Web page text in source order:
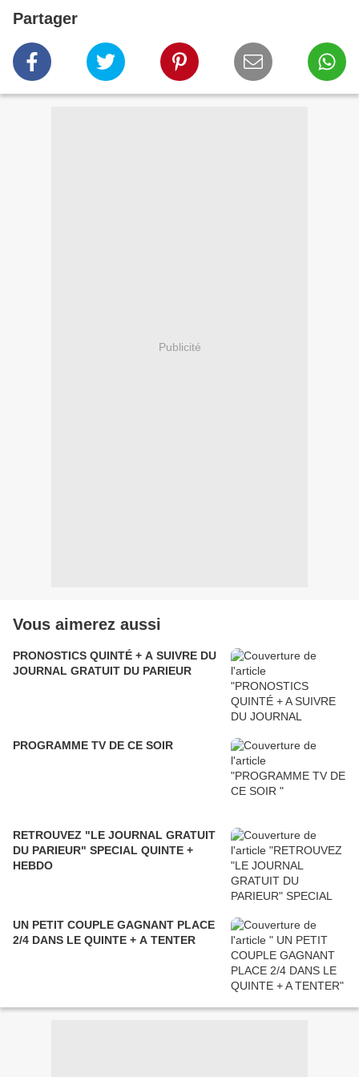
Partager
Publicité
Vous aimerez aussi
PRONOSTICS QUINTÉ + A SUIVRE DU
JOURNAL GRATUIT DU PARIEUR
PROGRAMME TV DE CE SOIR
RETROUVEZ "LE JOURNAL GRATUIT
DU PARIEUR" SPECIAL QUINTE +
HEBDO
UN PETIT COUPLE GAGNANT PLACE
2/4 DANS LE QUINTE + A TENTER